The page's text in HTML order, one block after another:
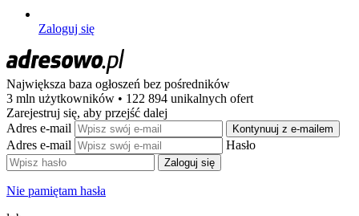
Zaloguj się
Największa baza ogłoszeń bez pośredników
3 mln użytkowników • 122 894 unikalnych ofert
Zarejestruj się, aby przejść dalej
Adres e-mail
Kontynuuj z e-mailem
Adres e-mail Hasło
Zaloguj się
Nie pamiętam hasła